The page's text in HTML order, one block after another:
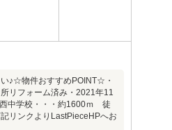
♪☆物件おすすめPOINT☆・
リフォーム済み・2021年11
中学校・・・約1600ｍ 徒
リンクよりLastPieceHPへお